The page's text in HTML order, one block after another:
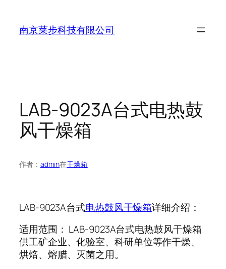
南京莱步科技有限公司
LAB-9023A台式电热鼓
风干燥箱
作者： admin在干燥箱
LAB-9023A台式电热鼓风干燥箱详细介绍：
适用范围： LAB-9023A台式电热鼓风干燥箱
供工矿企业、化验室、科研单位等作干燥、
烘焙、熔腊、灭菌之用。